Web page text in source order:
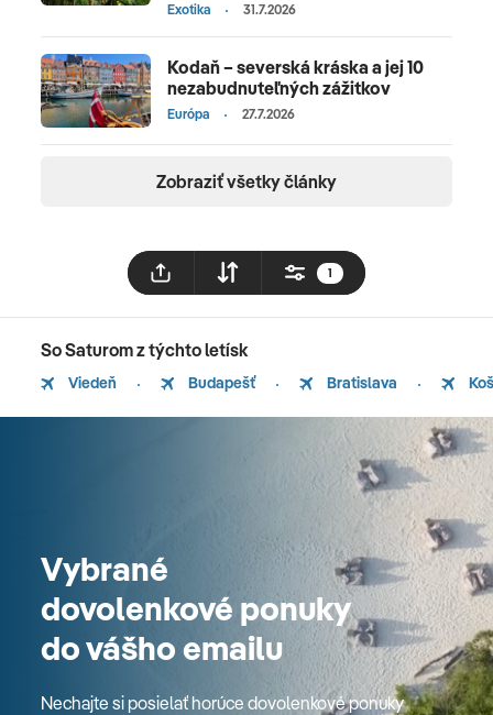
Exotika 31.7.2026
Kodaň – severská kráska a jej 10
nezabudnuteľných zážitkov
Európa 27.7.2026
Zobraziť všetky články
1
So Saturom z týchto letísk
Viedeň Budapešť Bratislava
Vybrané
dovolenkové ponuky
do vášho emailu
Nechajte si posielať horúce dovolenkové ponuky